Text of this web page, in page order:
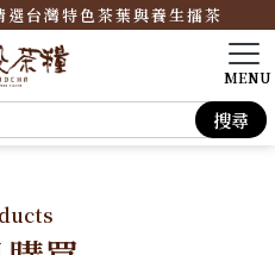
台灣特色茶葉與養生擂茶